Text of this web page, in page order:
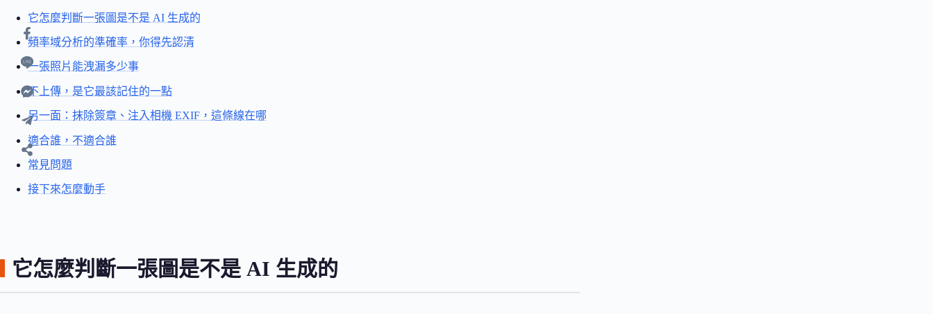
它怎麼判斷一張圖是不是 AI 生成的
頻率域分析的準確率，你得先認清
一張照片能洩漏多少事
不上傳，是它最該記住的一點
另一面：抹除簽章、注入相機 EXIF，這條線在哪
適合誰，不適合誰
常見問題
接下來怎麼動手
它怎麼判斷一張圖是不是 AI 生成的